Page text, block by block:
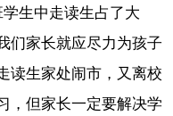
生中走读生占了大
们家长就应尽力为孩子
读生家处闹市，又离校
，但家长一定要解决学